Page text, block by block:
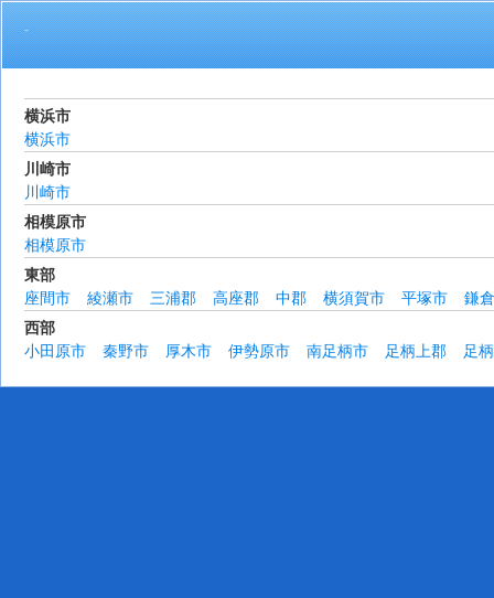
横浜市
横浜市
川崎市
川崎市
相模原市
相模原市
東部
座間市
綾瀬市 三浦郡 高座郡 中郡 横須賀市 平塚市
鎌
西部
小田原市
秦野市 厚木市 伊勢原市 南足柄市 足柄上郡 足